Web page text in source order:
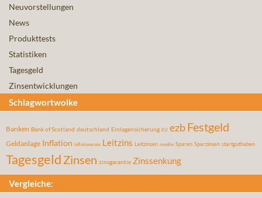
Neuvorstellungen
News
Produkttests
Statistiken
Tagesgeld
Zinsentwicklungen
Schlagwortwolke
Banken Bank of Scotland deutschland Einlagensicherung EU ezbFestgeld
Geldanlage Inflation inflationsrate Leitzins Leitzinsen rendite Sparen Sparzinsen startguthaben
Tagesgeld Zinsen zinsgarantie Zinssenkung
Vergleiche: